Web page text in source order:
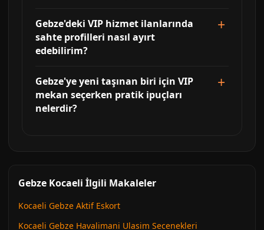
Gebze'deki VIP hizmet ilanlarında
sahte profilleri nasıl ayırt
edebilirim?
Gebze'ye yeni taşınan biri için VIP
mekan seçerken pratik ipuçları
nelerdir?
Gebze Kocaeli İlgili Makaleler
Kocaeli Gebze Aktif Eskort
Kocaeli Gebze Havalimani Ulasim Secenekleri